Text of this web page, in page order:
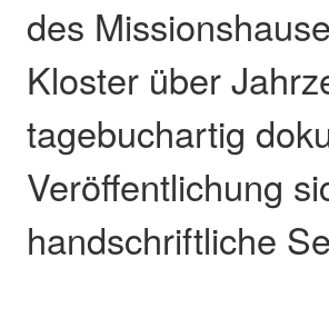
des
Kloster über
tagebuchartig
Veröffentlichung
handschriftliche